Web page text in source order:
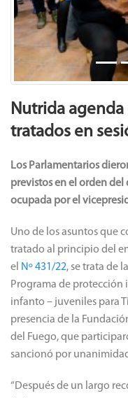
Nutrida
tratados en
Los Parlamentarios
previstos en el orden del
ocupada por el
Uno de los asuntos que
tratado al principio del
el Nº 431/22, se trata de
Programa de protección
infanto – juveniles para
presencia de la
del Fuego, que
sancionó por
“Después de un largo